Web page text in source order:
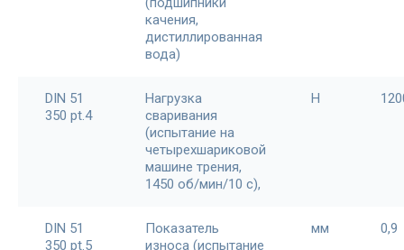
качения,
дистиллированная
вода)
DIN 51
350 pt.4
Нагрузка
сваривания
(испытание на
четырехшариковой
машине трения,
1450 об/мин/10 с),
Н
DIN 51
350 pt.5
Показатель
износа (испытание
мм 0,9